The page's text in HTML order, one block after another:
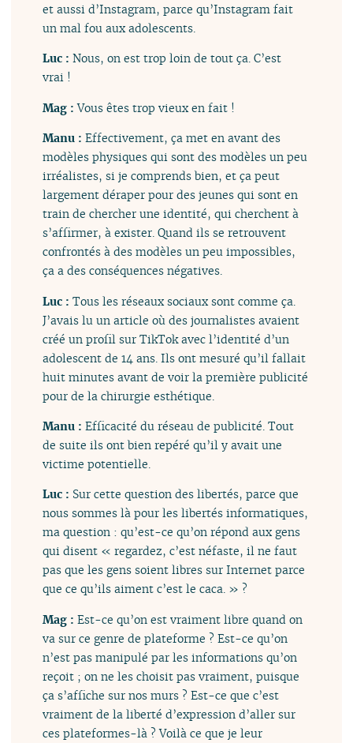
et aussi d’Instagram, parce qu’Instagram fait
un mal fou aux adolescents.
Luc :Nous, on est trop loin de tout ça. C’est
vrai !
Mag :Vous êtes trop vieux en fait !
Manu :Effectivement, ça met en avant des
modèles physiques qui sont des modèles un peu
irréalistes, si je comprends bien, et ça peut
largement déraper pour des jeunes qui sont en
train de chercher une identité, qui cherchent à
s’affirmer, à exister. Quand ils se retrouvent
confrontés à des modèles un peu impossibles,
ça a des conséquences négatives.
Luc :Tous les réseaux sociaux sont comme ça.
J’avais lu un article où des journalistes avaient
créé un profil sur TikTok avec l’identité d’un
adolescent de 14 ans. Ils ont mesuré qu’il fallait
huit minutes avant de voir la première publicité
pour de la chirurgie esthétique.
Manu :Efficacité du réseau de publicité. Tout
de suite ils ont bien repéré qu’il y avait une
victime potentielle.
Luc : Sur cette question des libertés, parce que
nous sommes là pour les libertés informatiques,
ma question : qu’est-ce qu’on répond aux gens
qui disent « regardez, c’est néfaste, il ne faut
pas que les gens soient libres sur Internet parce
que ce qu’ils aiment c’est le caca. » ?
Mag :Est-ce qu’on est vraiment libre quand on
va sur ce genre de plateforme ? Est-ce qu’on
n’est pas manipulé par les informations qu’on
reçoit ; on ne les choisit pas vraiment, puisque
ça s’affiche sur nos murs ? Est-ce que c’est
vraiment de la liberté d’expression d’aller sur
ces plateformes-là ? Voilà ce que je leur